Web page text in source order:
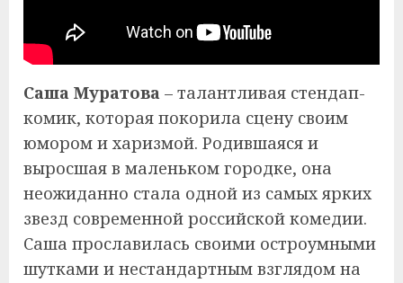
Саша Муратова – талантливая стендап-
комик, которая покорила сцену своим
юмором и харизмой. Родившаяся и
выросшая в маленьком городке, она
неожиданно стала одной из самых ярких
звезд современной российской комедии.
Саша прославилась своими остроумными
шутками и нестандартным взглядом на